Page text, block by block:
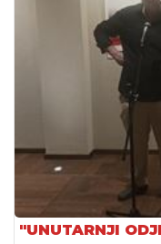
"UNUTARNJI